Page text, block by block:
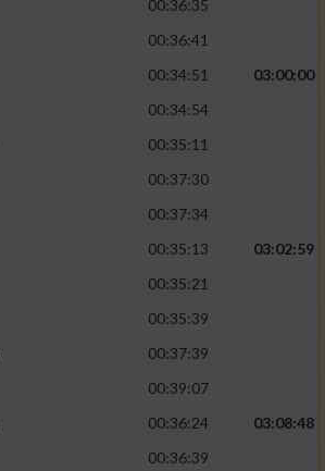
00:36:35
00:36:41
00:34:51
03:00:00
00:34:54
00:35:11
00:37:30
00:37:34
00:35:13
03:02:59
00:35:21
00:35:39
00:37:39
00:39:07
00:36:24
03:08:48
00:36:39